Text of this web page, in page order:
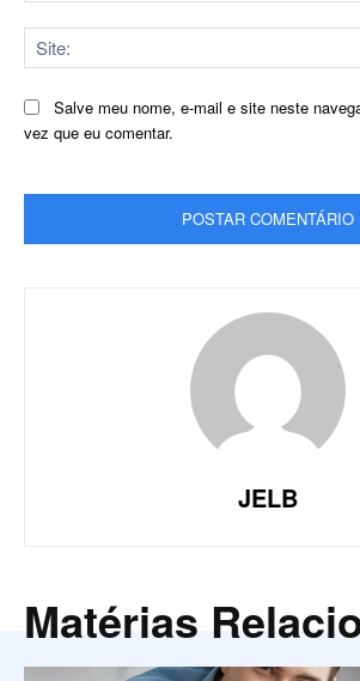
Salve meu nome, e-mail e site neste
vez que eu comentar.
JELB
Matérias